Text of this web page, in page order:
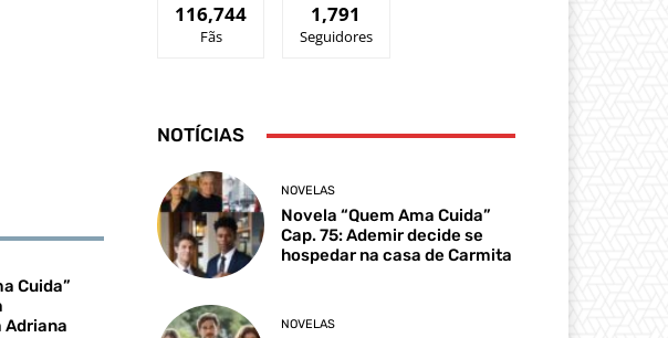
Cuida”
Adriana
116,744
Fãs
1,791
Seguidores
NOTÍCIAS
NOVELAS
Novela “Quem Ama Cuida”
Cap. 75: Ademir decide se
hospedar na casa de Carmita
NOVELAS